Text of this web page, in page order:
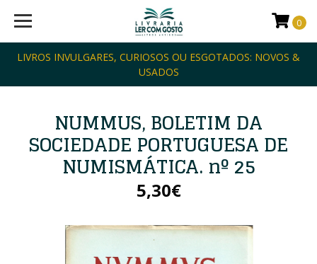
LIVROS INVULGARES, CURIOSOS OU ESGOTADOS: NOVOS &
USADOS
0
NUMMUS, BOLETIM DA
SOCIEDADE PORTUGUESA DE
NUMISMÁTICA. nº 25
5,30€